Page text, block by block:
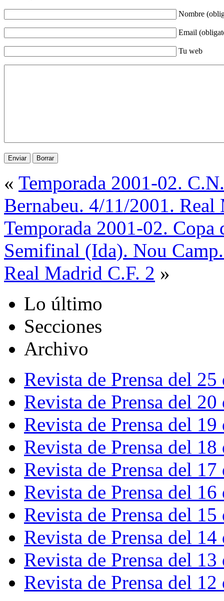
Nombre
Email
Tu web
« Temporada 2001-02.
Bernabeu. 4/11/2001.
Temporada 2001-02. Copa
Semifinal (Ida). Nou
Real Madrid C.F. 2 »
Lo último
Secciones
Archivo
Revista de Prensa del
Revista de Prensa del
Revista de Prensa del
Revista de Prensa del
Revista de Prensa del
Revista de Prensa del
Revista de Prensa del
Revista de Prensa del
Revista de Prensa del
Revista de Prensa del